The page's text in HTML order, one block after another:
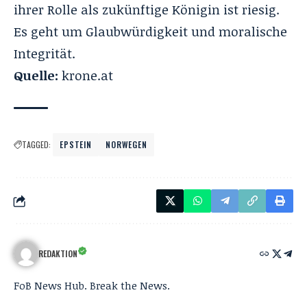
ihrer Rolle als zukünftige Königin ist riesig.
Es geht um Glaubwürdigkeit und moralische
Integrität.
Quelle: krone.at
TAGGED: EPSTEIN NORWEGEN
REDAKTION
FoB News Hub. Break the News.